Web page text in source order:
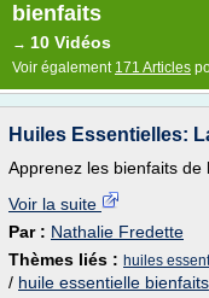
bienfaits
→ 10 Vidéos
Voir également 171 Articles
Huiles Essentielles:
Apprenez les bienfaits de
Voir la suite
Par : Nathalie Fredette
Thèmes liés : huiles
/ huile essentielle bienfaits